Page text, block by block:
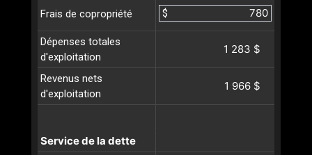
Frais de copropriété $
Dépenses totales
d'exploitation
1 283 $
Revenus nets
d'exploitation
1 966 $
Service de la dette